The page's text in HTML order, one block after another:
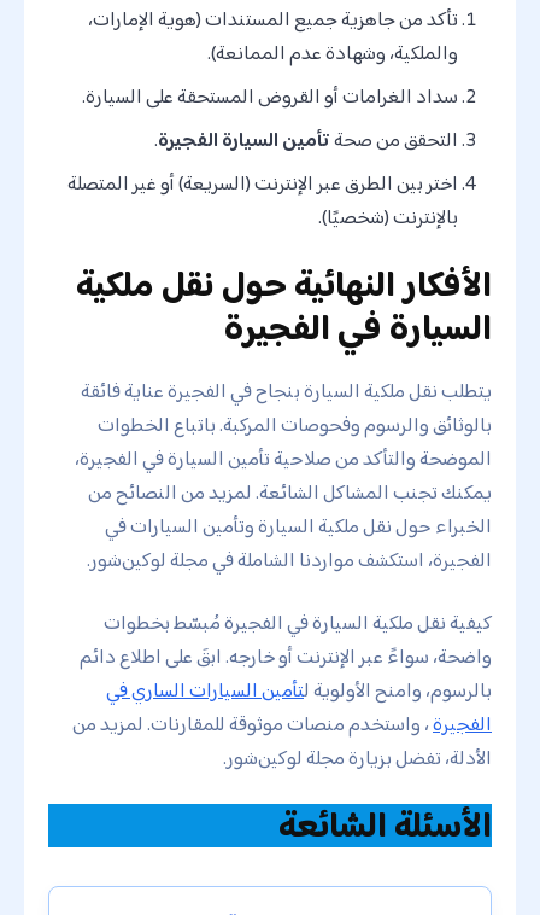
تأكد من جاهزية جميع المستندات (هوية الإمارات،
والملكية، وشهادة عدم الممانعة).
سداد الغرامات أو القروض المستحقة على السيارة.
التحقق من صحةتأمين السيارة الفجيرة.
اختر بين الطرق عبر الإنترنت (السريعة) أو غير المتصلة
بالإنترنت (شخصيًا).
الأفكار النهائية حول نقل ملكية
السيارة في الفجيرة
يتطلب نقل ملكية السيارة بنجاح في الفجيرة عناية فائقة
بالوثائق والرسوم وفحوصات المركبة. باتباع الخطوات
الموضحة والتأكد من صلاحية تأمين السيارة في الفجيرة،
يمكنك تجنب المشاكل الشائعة. لمزيد من النصائح من
الخبراء حول نقل ملكية السيارة وتأمين السيارات في
الفجيرة، استكشف مواردنا الشاملة في مجلة لوكين‌شور.
كيفية نقل ملكية السيارة في الفجيرة مُبسّط بخطوات
واضحة، سواءً عبر الإنترنت أو خارجه. ابقَ على اطلاع دائم
بالرسوم، وامنح الأولوية لتأمين السيارات الساري في
الفجيرة، واستخدم منصات موثوقة للمقارنات. لمزيد من
الأدلة، تفضل بزيارة مجلة لوكين‌شور.
الأسئلة الشائعة